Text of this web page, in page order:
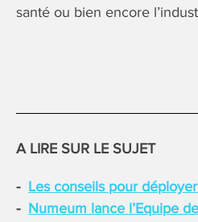
santé ou bien encore
A LIRE SUR LE SUJET
Les conseils pour
Numeum lance l’Equipe